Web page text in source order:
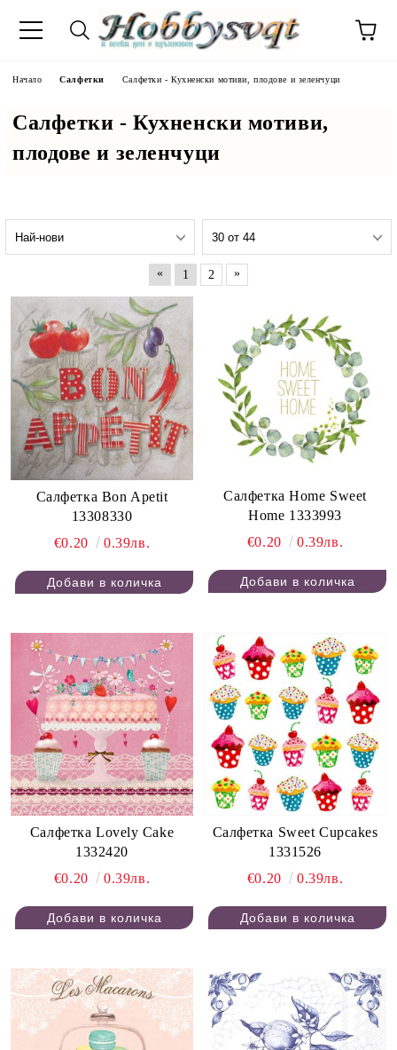
Начало Салфетки Салфетки - Кухненски мотиви, плодове и зеленчуци
Салфетки - Кухненски мотиви,
плодове и зеленчуци
« 1 2 »
Салфетка Bon Apetit
13308330
€0.20
0.39лв.
Салфетка Home Sweet
Home 1333993
€0.20
0.39лв.
Салфетка Lovely Cake
1332420
€0.20
0.39лв.
Салфетка Sweet Cupcakes
1331526
€0.20
0.39лв.